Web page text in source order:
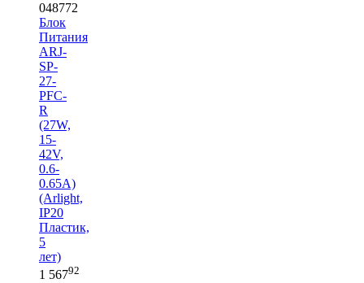
048772
Блок
Питания
ARJ-
SP-
27-
PFC-
R
(27W,
15-
42V,
0.6-
0.65A)
(Arlight,
IP20
Пластик,
5
лет)
1 56792